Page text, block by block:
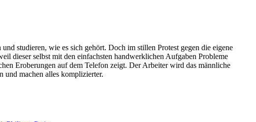
studieren, wie es sich gehört. Doch im stillen Protest gegen die eigene
dieser selbst mit den einfachsten handwerklichen Aufgaben Probleme
Eroberungen auf dem Telefon zeigt. Der Arbeiter wird das männliche
und machen alles komplizierter.